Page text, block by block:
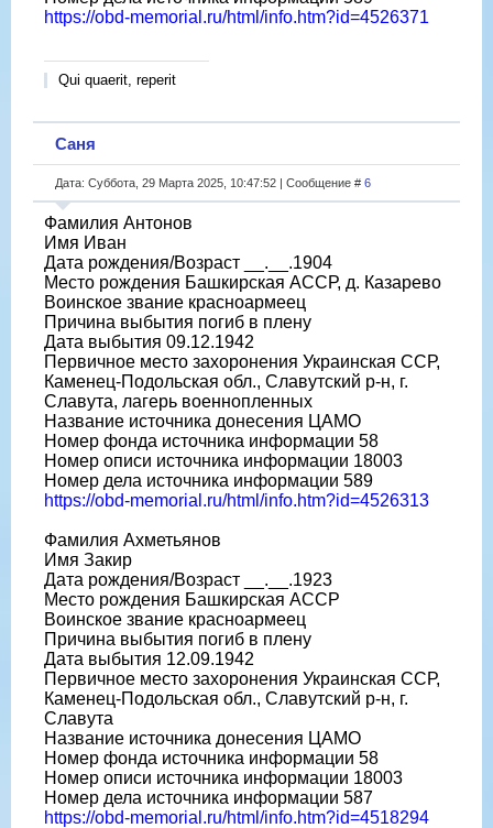
https://obd-memorial.ru/html/info.htm?id=4526371
Qui quaerit, reperit
Саня
Дата: Суббота, 29 Марта 2025, 10:47:52 | Сообщение # 6
Фамилия Антонов
Имя Иван
Дата рождения/Возраст __.__.1904
Место рождения Башкирская АССР, д. Казарево
Воинское звание красноармеец
Причина выбытия погиб в плену
Дата выбытия 09.12.1942
Первичное место захоронения Украинская ССР,
Каменец-Подольская обл., Славутский р-н, г.
Славута, лагерь военнопленных
Название источника донесения ЦАМО
Номер фонда источника информации 58
Номер описи источника информации 18003
Номер дела источника информации 589
https://obd-memorial.ru/html/info.htm?id=4526313
Фамилия Ахметьянов
Имя Закир
Дата рождения/Возраст __.__.1923
Место рождения Башкирская АССР
Воинское звание красноармеец
Причина выбытия погиб в плену
Дата выбытия 12.09.1942
Первичное место захоронения Украинская ССР,
Каменец-Подольская обл., Славутский р-н, г.
Славута
Название источника донесения ЦАМО
Номер фонда источника информации 58
Номер описи источника информации 18003
Номер дела источника информации 587
https://obd-memorial.ru/html/info.htm?id=4518294